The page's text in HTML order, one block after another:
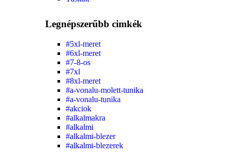
Legnépszerűbb cimkék
#5xl-meret
#6xl-meret
#7-8-os
#7xl
#8xl-meret
#a-vonalu-molett-tunika
#a-vonalu-tunika
#akciok
#alkalmakra
#alkalmi
#alkalmi-blezer
#alkalmi-blezerek